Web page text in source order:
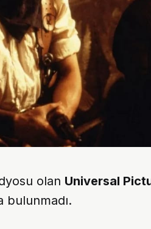
olan Universal
bulunmadı.